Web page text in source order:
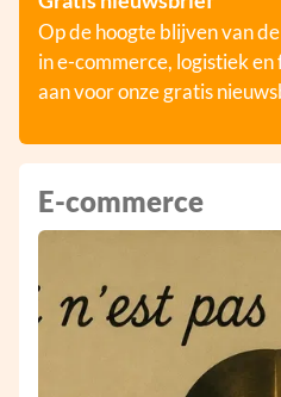
Op de hoogte blijven van
in e-commerce, logistiek
aan voor onze gratis
E-commerce